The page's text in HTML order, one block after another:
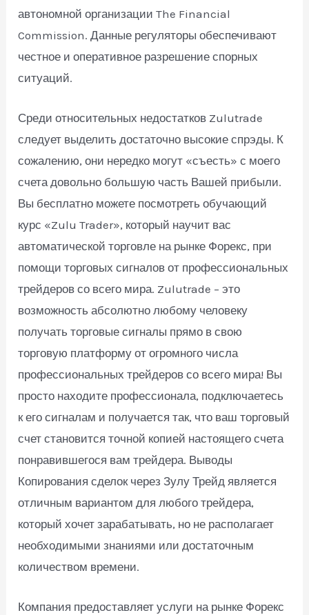
автономной организации The Financial
Commission. Данные регуляторы обеспечивают
честное и оперативное разрешение спорных
ситуаций.
Среди относительных недостатков Zulutrade
следует выделить достаточно высокие спрэды. К
сожалению, они нередко могут «съесть» с моего
счета довольно большую часть Вашей прибыли.
Вы бесплатно можете посмотреть обучающий
курс «Zulu Trader», который научит вас
автоматической торговле на рынке Форекс, при
помощи торговых сигналов от профессиональных
трейдеров со всего мира. Zulutrade – это
возможность абсолютно любому человеку
получать торговые сигналы прямо в свою
торговую платформу от огромного числа
профессиональных трейдеров со всего мира! Вы
просто находите профессионала, подключаетесь
к его сигналам и получается так, что ваш торговый
счет становится точной копией настоящего счета
понравившегося вам трейдера. Выводы
Копирования сделок через Зулу Трейд является
отличным вариантом для любого трейдера,
который хочет зарабатывать, но не располагает
необходимыми знаниями или достаточным
количеством времени.
Компания предоставляет услуги на рынке Форекс